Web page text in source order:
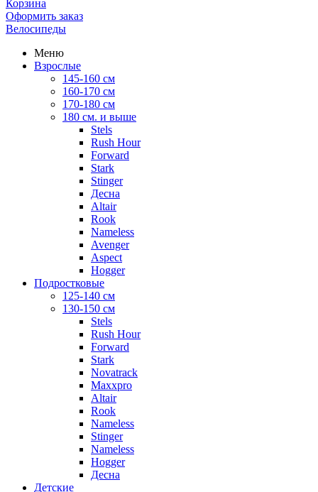
Корзина
Оформить заказ
Велосипеды
Меню
Взрослые
145-160 см
160-170 см
170-180 см
180 см. и выше
Stels
Rush Hour
Forward
Stark
Stinger
Десна
Altair
Rook
Nameless
Avenger
Aspect
Hogger
Подростковые
125-140 см
130-150 см
Stels
Rush Hour
Forward
Stark
Novatrack
Maxxpro
Altair
Rook
Nameless
Stinger
Nameless
Hogger
Десна
Детские